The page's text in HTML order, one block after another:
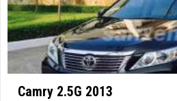
Camry 2.5G 2013